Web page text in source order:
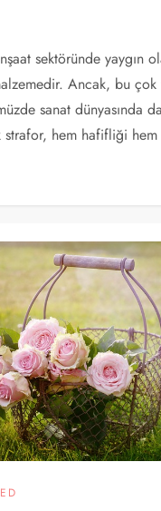
sektöründe yaygın
Ancak, bu
sanat dünyasında
strafor, hem hafifliği